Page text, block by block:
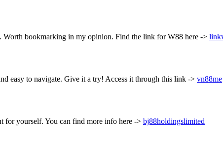
Worth bookmarking in my opinion. Find the link for W88 here ->
easy to navigate. Give it a try! Access it through this link -> vn88me
for yourself. You can find more info here -> bj88holdingslimited